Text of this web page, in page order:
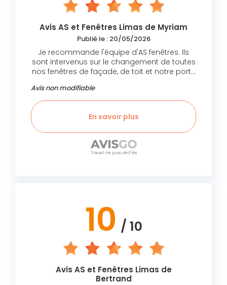
Avis AS et Fenêtres Limas de Myriam
Publié le : 20/05/2026
Je recommande l'équipe d'AS fenêtres. Ils
sont intervenus sur le changement de toutes
nos fenêtres de façade, de toit et notre porte
conforme aux engagements.
Avis non modifiable
En savoir plus
10 / 10
Avis AS et Fenêtres Limas de
Bertrand